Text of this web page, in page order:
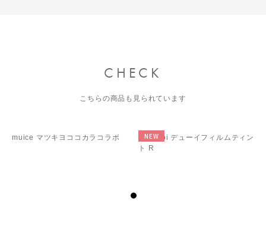
CHECK
こちらの商品も見られています
muice マツキヨココカラコラボ NEW
CipiCipi デューイフィルムティン
ト R